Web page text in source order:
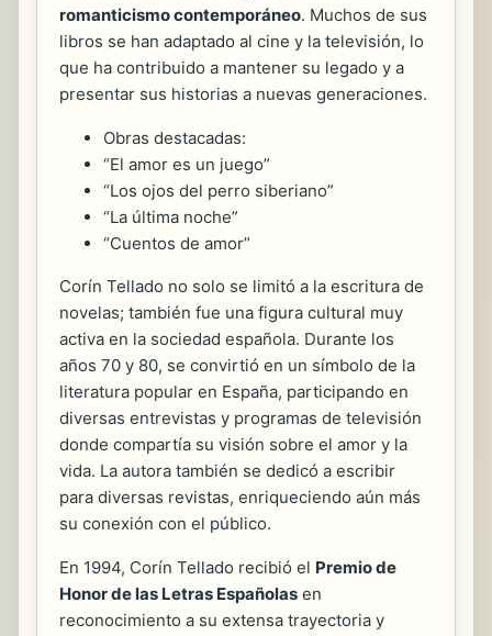
romanticismo contemporáneo. Muchos de sus
libros se han adaptado al cine y la televisión, lo
que ha contribuido a mantener su legado y a
presentar sus historias a nuevas generaciones.
Obras destacadas:
“El amor es un juego”
“Los ojos del perro siberiano”
“La última noche”
“Cuentos de amor”
Corín Tellado no solo se limitó a la escritura de
novelas; también fue una figura cultural muy
activa en la sociedad española. Durante los
años 70 y 80, se convirtió en un símbolo de la
literatura popular en España, participando en
diversas entrevistas y programas de televisión
donde compartía su visión sobre el amor y la
vida. La autora también se dedicó a escribir
para diversas revistas, enriqueciendo aún más
su conexión con el público.
En 1994, Corín Tellado recibió el Premio de
Honor de las Letras Españolas en
reconocimiento a su extensa trayectoria y